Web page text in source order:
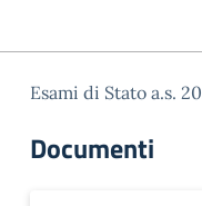
Esami di Stato a.s.
Documenti